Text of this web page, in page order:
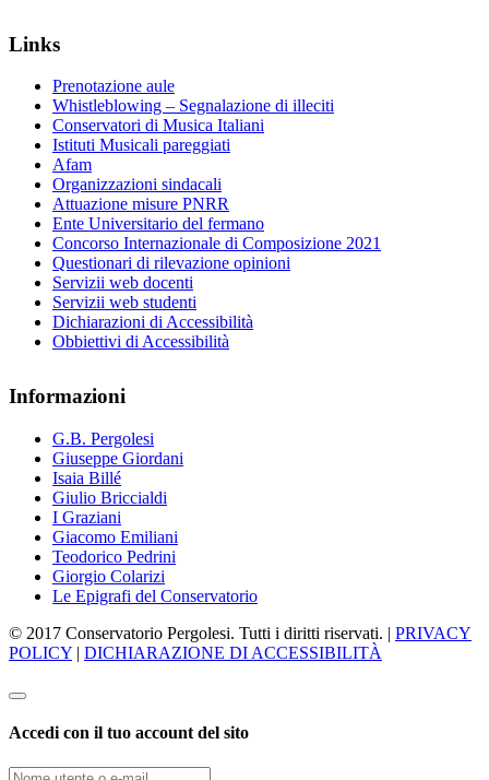
Links
Prenotazione aule
Whistleblowing – Segnalazione di illeciti
Conservatori di Musica Italiani
Istituti Musicali pareggiati
Afam
Organizzazioni sindacali
Attuazione misure PNRR
Ente Universitario del fermano
Concorso Internazionale di Composizione 2021
Questionari di rilevazione opinioni
Servizii web docenti
Servizii web studenti
Dichiarazioni di Accessibilità
Obbiettivi di Accessibilità
Informazioni
G.B. Pergolesi
Giuseppe Giordani
Isaia Billé
Giulio Briccialdi
I Graziani
Giacomo Emiliani
Teodorico Pedrini
Giorgio Colarizi
Le Epigrafi del Conservatorio
© 2017 Conservatorio Pergolesi. Tutti i diritti riservati. | PRIVACY
POLICY | DICHIARAZIONE DI ACCESSIBILITÀ
Accedi con il tuo account del sito